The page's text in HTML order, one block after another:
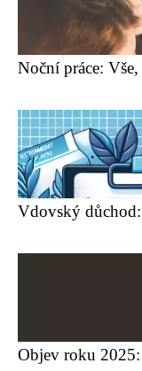
Noční práce:
Vdovský
Objev roku